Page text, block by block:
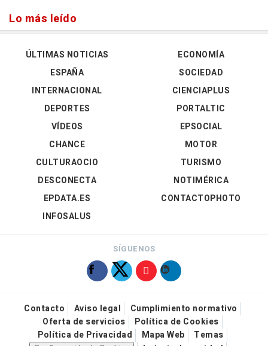
Lo más leído
ÚLTIMAS NOTICIAS
ESPAÑA
INTERNACIONAL
DEPORTES
VÍDEOS
ECONOMÍA
SOCIEDAD
CIENCIAPLUS
PORTALTIC
EPSOCIAL
CHANCE
CULTURAOCIO
DESCONECTA
EPDATA.ES
INFOSALUS
MOTOR
TURISMO
NOTIMÉRICA
CONTACTOPHOTO
SÍGUENOS
Contacto Aviso legal
Cumplimiento normativo
Oferta de servicios
Política de Cookies
Política de Privacidad
Mapa Web
Temas